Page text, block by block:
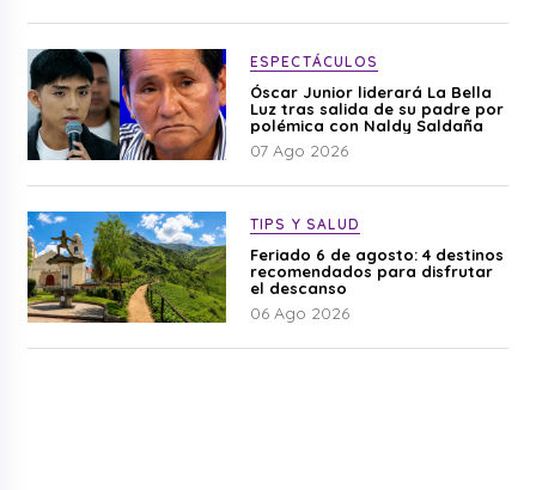
ESPECTÁCULOS
Óscar Junior liderará La Bella
Luz tras salida de su padre por
polémica con Naldy Saldaña
07 Ago 2026
TIPS Y SALUD
Feriado 6 de agosto: 4 destinos
recomendados para disfrutar
el descanso
06 Ago 2026